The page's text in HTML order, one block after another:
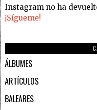
Instagram no ha
¡Sígueme!
ÁLBUMES
ARTÍCULOS
BALEARES